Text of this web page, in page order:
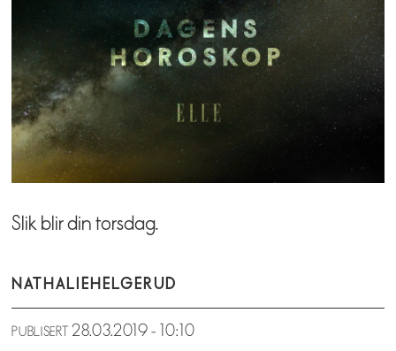
Slik blir din torsdag.
NATHALIEHELGERUD
PUBLISERT 28.03.2019 - 10:10